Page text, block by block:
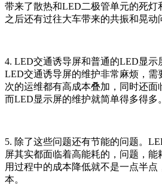
带来了散热和LED二极管单元的死灯
之后还有过往大车带来的共振和晃动
4. LED交通诱导屏和普通的LED显示
LED交通诱导屏的维护非常麻烦，需
次的运维都有高成本叠加，同时还面
而LED显示屏的维护就简单得多得多。
5. 除了这些问题还有节能的问题。
屏其实都面临着高能耗的，问题，能
用过程中的成本降低就不是一点半
本。